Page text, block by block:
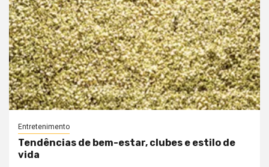
Entretenimento
Tendências de bem-estar, clubes e estilo de
vida